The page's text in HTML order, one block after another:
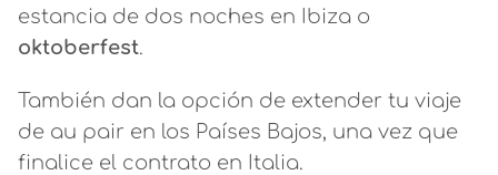
estancia de dos noches en Ibiza o
oktoberfest.
También dan la opción de extender tu viaje
de au pair en los Países Bajos, una vez que
finalice el contrato en Italia.